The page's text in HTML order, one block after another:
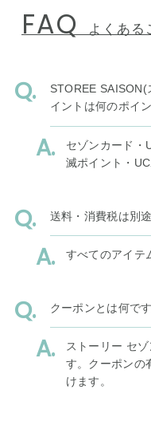
FAQ よくある
STOREE
イントは何のポイ
セゾンカード・
滅ポイント・
送料・消費税は別
すべてのアイテ
クーポンとは何で
ストーリー セ
す。クーポンの
けます。